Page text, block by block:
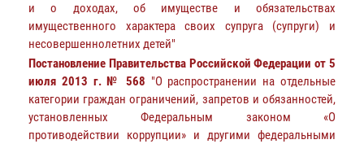
и о доходах, об имуществе и обязательствах
имущественного характера своих супруга (супруги) и
несовершеннолетних детей"
Постановление Правительства Российской Федерации от 5
июля 2013 г. № 568 "О распространении на отдельные
категории граждан ограничений, запретов и обязанностей,
установленных Федеральным законом «О
противодействии коррупции» и другими федеральными